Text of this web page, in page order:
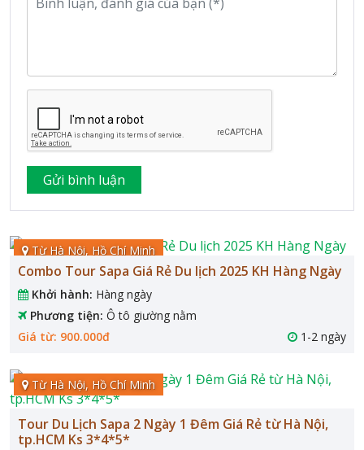
Từ Hà Nội, Hồ Chí Minh
Combo Tour Sapa Giá Rẻ Du lịch 2025 KH Hàng Ngày
Khởi hành: Hàng ngày
Phương tiện: Ô tô giường nằm
Giá từ: 900.000đ
1-2 ngày
Từ Hà Nội, Hồ Chí Minh
Tour Du Lịch Sapa 2 Ngày 1 Đêm Giá Rẻ từ Hà Nội,
tp.HCM Ks 3*4*5*